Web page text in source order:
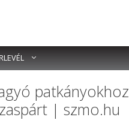
patkányokhoz
| szmo.hu